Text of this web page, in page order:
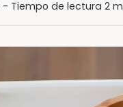
- Tiempo de lectura 2